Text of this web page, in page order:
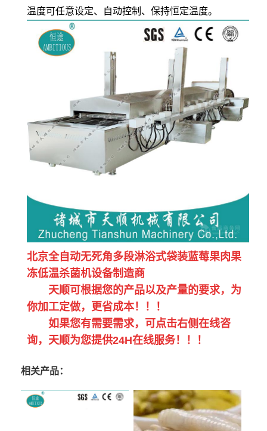
温度可任意设定、自动控制、保持恒定温度。
北京全自动无死角多段淋浴式袋装蓝莓果肉果
冻低温杀菌机设备制造商
天顺可根据您的产品以及产量的要求，为
你加工定做，更省成本！！！
如果您有需要需求，可点击右侧在线咨
询，天顺为您提供24H在线服务！！！
相关产品：